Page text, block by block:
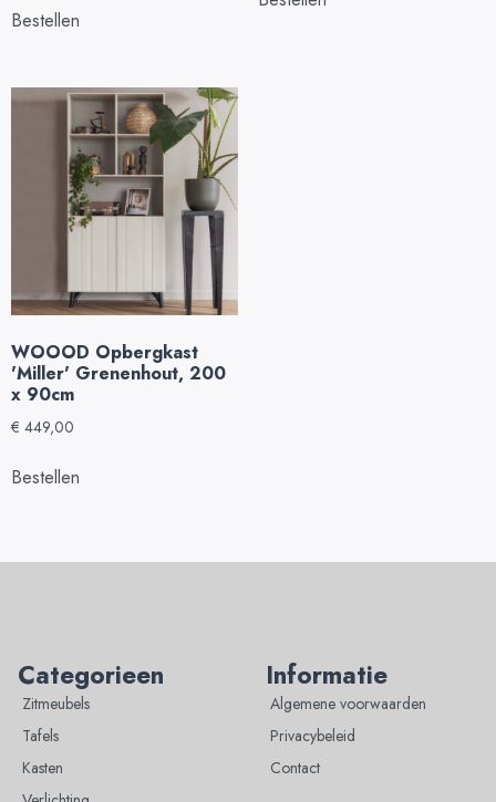
Bestellen
WOOOD Opbergkast
'Miller' Grenenhout, 200
x 90cm
€ 449,00
Bestellen
Categorieen
Zitmeubels
Tafels
Kasten
Informatie
Algemene voorwaarden
Privacybeleid
Contact